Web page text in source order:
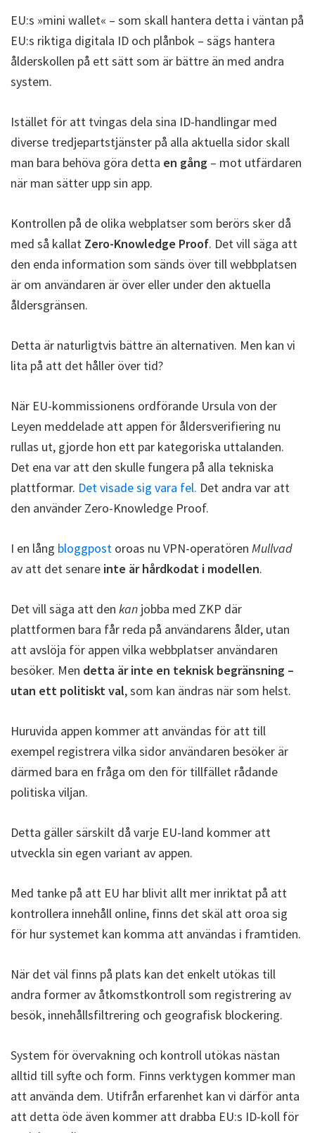
EU:s »mini wallet« – som skall hantera detta i väntan på
EU:s riktiga digitala ID och plånbok – sägs hantera
ålderskollen på ett sätt som är bättre än med andra
system.
Istället för att tvingas dela sina ID-handlingar med
diverse tredjepartstjänster på alla aktuella sidor skall
man bara behöva göra detta en gång – mot utfärdaren
när man sätter upp sin app.
Kontrollen på de olika webplatser som berörs sker då
med så kallat Zero-Knowledge Proof. Det vill säga att
den enda information som sänds över till webbplatsen
är om användaren är över eller under den aktuella
åldersgränsen.
Detta är naturligtvis bättre än alternativen. Men kan vi
lita på att det håller över tid?
När EU-kommissionens ordförande Ursula von der
Leyen meddelade att appen för åldersverifiering nu
rullas ut, gjorde hon ett par kategoriska uttalanden.
Det ena var att den skulle fungera på alla tekniska
plattformar. Det visade sig vara fel. Det andra var att
den använder Zero-Knowledge Proof.
I en lång bloggpost oroas nu VPN-operatören Mullvad
av att det senare inte är hårdkodat i modellen.
Det vill säga att den kan jobba med ZKP där
plattformen bara får reda på användarens ålder, utan
att avslöja för appen vilka webbplatser användaren
besöker. Men detta är inte en teknisk begränsning –
utan ett politiskt val, som kan ändras när som helst.
Huruvida appen kommer att användas för att till
exempel registrera vilka sidor användaren besöker är
därmed bara en fråga om den för tillfället rådande
politiska viljan.
Detta gäller särskilt då varje EU-land kommer att
utveckla sin egen variant av appen.
Med tanke på att EU har blivit allt mer inriktat på att
kontrollera innehåll online, finns det skäl att oroa sig
för hur systemet kan komma att användas i framtiden.
När det väl finns på plats kan det enkelt utökas till
andra former av åtkomstkontroll som registrering av
besök, innehållsfiltrering och geografisk blockering.
System för övervakning och kontroll utökas nästan
alltid till syfte och form. Finns verktygen kommer man
att använda dem. Utifrån erfarenhet kan vi därför anta
att detta öde även kommer att drabba EU:s ID-koll för